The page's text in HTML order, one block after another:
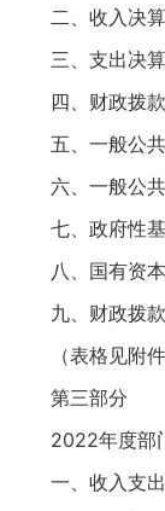
二、收入决
三、支出决
四、财政拨款
五、一般公共
六、一般公共
七、政府性基
八、国有资本
九、财政拨款“
（表格见附件
第三部分
2022年度部
一、收入支出